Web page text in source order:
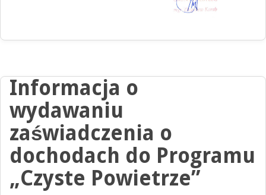
Informacja o
wydawaniu
zaświadczenia o
dochodach do Programu
„Czyste Powietrze”